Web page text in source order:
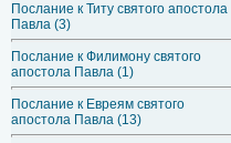
Послание к Титу святого апостола
Павла (3)
Послание к Филимону святого
апостола Павла (1)
Послание к Евреям святого
апостола Павла (13)